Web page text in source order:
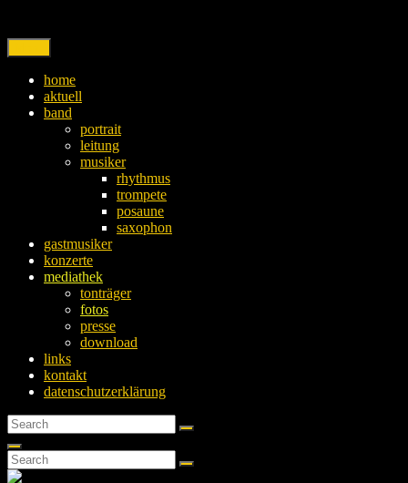
home
aktuell
band
portrait
leitung
musiker
rhythmus
trompete
posaune
saxophon
gastmusiker
konzerte
mediathek
tonträger
fotos
presse
download
links
kontakt
datenschutzerklärung
Search
for:
Search
Search
Search
for:
Search